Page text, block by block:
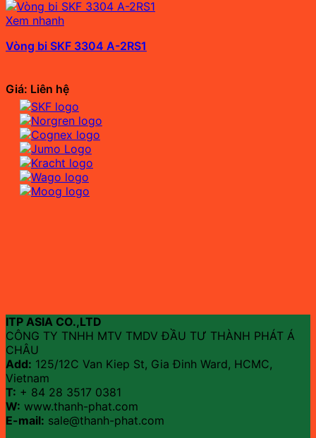
Xem nhanh
Vòng bi SKF 3304 A-2RS1
Giá: Liên hệ
ITP ASIA CO.,LTD
CÔNG TY TNHH MTV TMDV ĐẦU TƯ THÀNH PHÁT Á
CHÂU
Add: 125/12C Van Kiep St, Gia Đinh Ward, HCMC,
Vietnam
T: + 84 28 3517 0381
W: www.thanh-phat.com
E-mail: sale@thanh-phat.com